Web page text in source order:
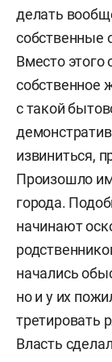
делать
собственные
Вместо этого
собственное
с такой
извиниться,
Произошло
города.
начинают
начались
но и у их
третировать
Власть